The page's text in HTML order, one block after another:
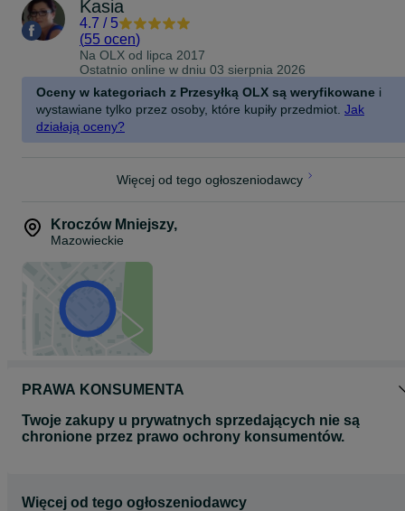
Kasia
4.7 / 5
(55 ocen)
Na OLX od lipca 2017
Ostatnio online w dniu 03 sierpnia 2026
Oceny w kategoriach z Przesyłką OLX są weryfikowane i
wystawiane tylko przez osoby, które kupiły przedmiot. Jak
działają oceny?
Więcej od tego ogłoszeniodawcy
Kroczów Mniejszy,
Mazowieckie
PRAWA KONSUMENTA
Twoje zakupy u prywatnych sprzedających nie są
chronione przez prawo ochrony konsumentów.
Więcej od tego ogłoszeniodawcy